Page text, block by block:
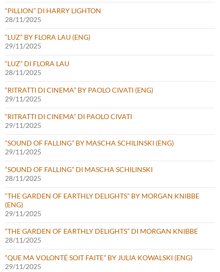
“PILLION” DI HARRY LIGHTON
28/11/2025
“LUZ” BY FLORA LAU (ENG)
29/11/2025
“LUZ” DI FLORA LAU
28/11/2025
“RITRATTI DI CINEMA” BY PAOLO CIVATI (ENG)
29/11/2025
“RITRATTI DI CINEMA” DI PAOLO CIVATI
29/11/2025
“SOUND OF FALLING” BY MASCHA SCHILINSKI (ENG)
29/11/2025
“SOUND OF FALLING” DI MASCHA SCHILINSKI
28/11/2025
“THE GARDEN OF EARTHLY DELIGHTS” BY MORGAN KNIBBE
(ENG)
29/11/2025
“THE GARDEN OF EARTHLY DELIGHTS” DI MORGAN KNIBBE
28/11/2025
“QUE MA VOLONTÉ SOIT FAITE” BY JULIA KOWALSKI (ENG)
29/11/2025